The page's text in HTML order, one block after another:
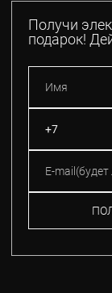
Получи
подарок!